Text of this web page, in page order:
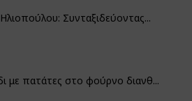
Συνταξιδεύοντας...
με πατάτες στο φούρνο διανθ...